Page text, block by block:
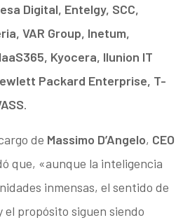
Digital, Entelgy, SCC,
VAR Group, Inetum,
Kyocera, Ilunion IT
Packard Enterprise, T-
.
de Massimo D’Angelo, CEO
que, «aunque la inteligencia
inmensas, el sentido de
propósito siguen siendo